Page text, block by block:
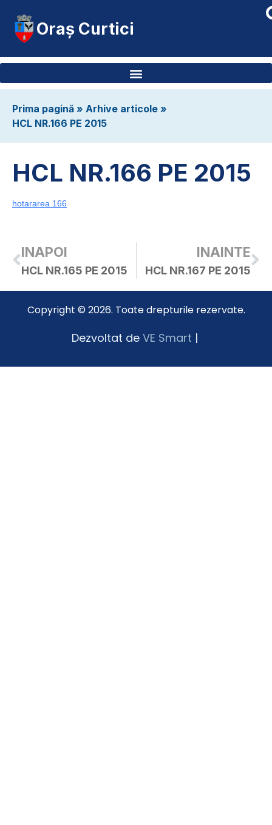
Oraș Curtici
Prima pagină » Arhive articole »
HCL NR.166 PE 2015
HCL NR.166 PE 2015
hotararea 166
INAPOI
HCL NR.165 PE 2015
INAINTE
HCL NR.167 PE 2015
Copyright © 2026. Toate drepturile rezervate.
Dezvoltat de VE Smart |